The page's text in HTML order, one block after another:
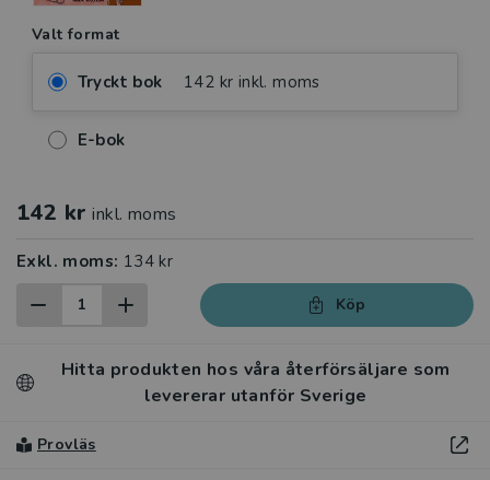
Valt format
Tryckt bok 142 kr inkl. moms
E-bok
142 kr inkl. moms
Exkl. moms: 134 kr
Köp
Hitta produkten hos våra återförsäljare som
levererar utanför Sverige
Provläs